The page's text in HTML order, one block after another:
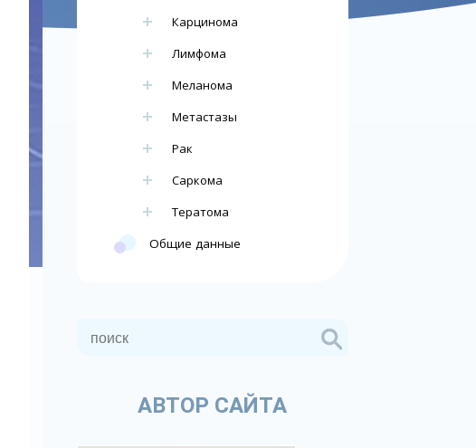
Карцинома
Лимфома
Меланома
Метастазы
Рак
Саркома
Тератома
Общие данные
АВТОР САЙТА